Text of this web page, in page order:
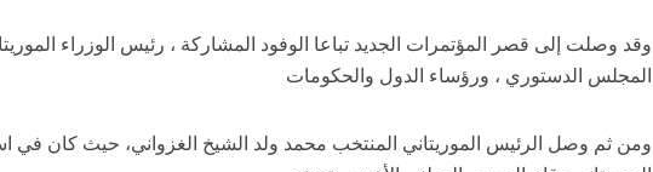
وقد وصلت إلى قصر المؤتمرات الجديد تباعا الوفود المشاركة ، رئيس الوزراء
المجلس الدستوري ، ورؤساء الدول والحكومات
ومن ثم وصل الرئيس الموريتاني المنتخب محمد ولد الشيخ الغزواني، حيث كان في